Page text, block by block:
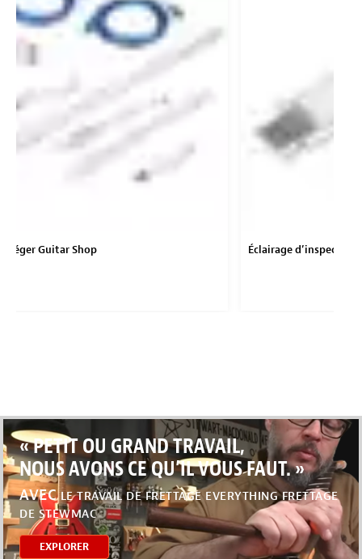
léger Guitar Shop Éclairage
« PETIT OU GRAND TRAVAIL,
NOUS AVONS CE QU’IL VOUS FAUT. »
AVECLE TRAVAIL DE FRETTAGE EVERYTHING FRETTAGE
DE STEWMAC
EXPLORER